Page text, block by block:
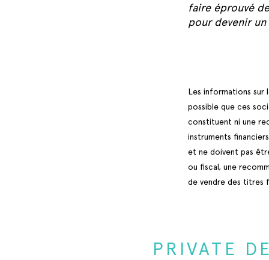
faire éprouvé
pour devenir
Les informations
possible que ces
constituent ni une
instruments
et ne doivent pas
ou fiscal, une
de vendre des titres
PRIVATE